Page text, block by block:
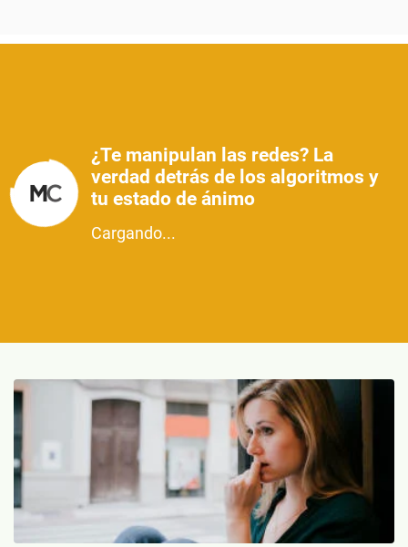
¿Te manipulan las redes? La
verdad detrás de los algoritmos y
tu estado de ánimo
Cargando...